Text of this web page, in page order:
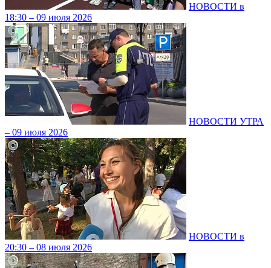
НОВОСТИ в
18:30 – 09 июля 2026
НОВОСТИ УТРА
– 09 июля 2026
НОВОСТИ в
20:30 – 08 июля 2026